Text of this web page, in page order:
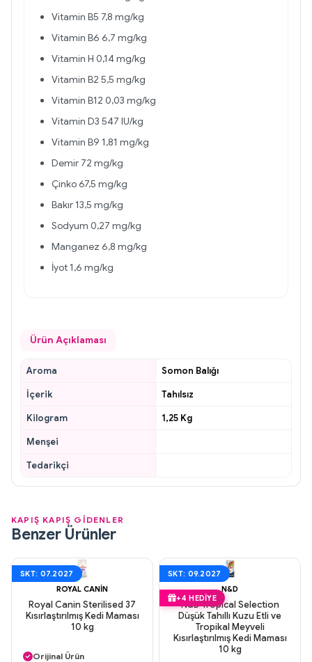
Vitamin B5 7,8 mg/kg
Vitamin B6 6,7 mg/kg
Vitamin H 0,14 mg/kg
Vitamin B2 5,5 mg/kg
Vitamin B12 0,03 mg/kg
Vitamin D3 547 IU/kg
Vitamin B9 1,81 mg/kg
Demir 72 mg/kg
Çinko 67,5 mg/kg
Bakır 13,5 mg/kg
Sodyum 0,27 mg/kg
Manganez 6,8 mg/kg
İyot 1,6 mg/kg
Ürün Açıklaması
Aroma
Somon Balığı
İçerik
Tahılsız
Kilogram
1,25 Kg
Menşei
Tedarikçi
KAPIŞ KAPIŞ GİDENLER
Benzer Ürünler
SKT: 07.2027
ROYAL CANIN
Royal Canin Sterilised 37
Kısırlaştırılmış Kedi Maması
10 kg
Orijinal Ürün
SKT: 09.2027
+4 HEDIYE
N&D
N&D Tropical Selection
Düşük Tahıllı Kuzu Etli ve
Tropikal Meyveli
Kısırlaştırılmış Kedi Maması
10 kg